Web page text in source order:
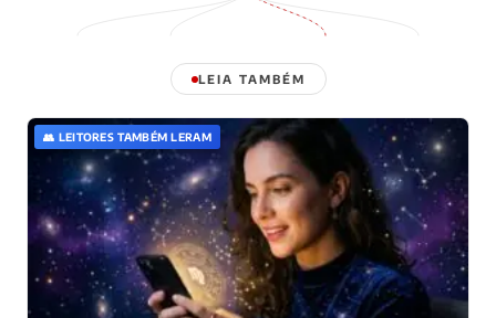
LEIA TAMBÉM
👥 LEITORES TAMBÉM LERAM